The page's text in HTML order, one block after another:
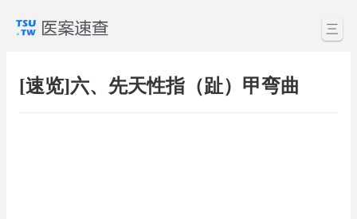
三
[速览]六、先天性指（趾）甲弯曲